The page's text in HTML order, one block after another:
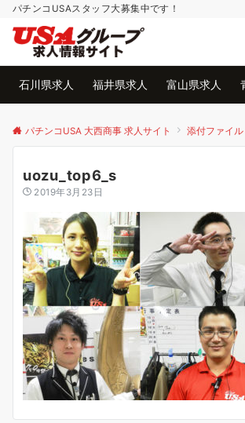
パチンコUSAスタッフ大募集中です！
石川県求人 福井県求人 富山県求人
パチンコUSA 大西商事 求人サイト 添付ファイル
uozu_top6_s
2019年3月23日